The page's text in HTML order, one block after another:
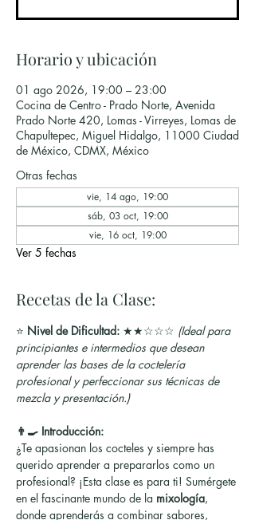
Horario y ubicación
01 ago 2026, 19:00 – 23:00
Cocina de Centro - Prado Norte, Avenida
Prado Norte 420, Lomas - Virreyes, Lomas de
Chapultepec, Miguel Hidalgo, 11000 Ciudad
de México, CDMX, México
Otras fechas
vie, 14 ago, 19:00
sáb, 03 oct, 19:00
vie, 16 oct, 19:00
Ver 5 fechas
Recetas de la Clase:
⭐ Nivel de Dificultad: ★★☆☆☆ (Ideal para
principiantes e intermedios que desean
aprender las bases de la coctelería
profesional y perfeccionar sus técnicas de
mezcla y presentación.)
👨‍🍳 Introducción:
¿Te apasionan los cocteles y siempre has
querido aprender a prepararlos como un
profesional? ¡Esta clase es para ti! Sumérgete
en el fascinante mundo de la mixología,
donde aprenderás a combinar sabores,